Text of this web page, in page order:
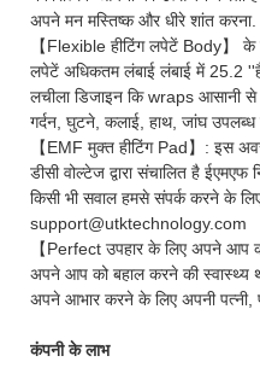
अपने मन मस्तिष्क और धीरे शांत करना.
【Flexible हीटिंग लपेटें Body】 के
लपेटें अधिकतम लंबाई लंबाई में 25.2
लचीला डिजाइन कि wraps आसानी से
गर्दन, घुटने, कलाई, हाथ, जांघ उपलब्ध
【EMF मुक्त हीटिंग Pad】: इस
डीसी वोल्टेज द्वारा संचालित है
किसी भी सवाल हमसे संपर्क करने के
support@utktechnology.com
【Perfect उपहार के लिए अपने आप
अपने आप को बहाल करने की
अपने आभार करने के लिए अपनी पत्नी,
कंपनी के लाभ